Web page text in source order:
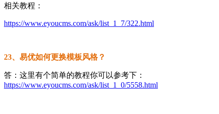
相关教程：
https://www.eyoucms.com/ask/list_1_7/322.html
23、易优如何更换模板风格？
答：这里有个简单的教程你可以参考下：
https://www.eyoucms.com/ask/list_1_0/5558.html